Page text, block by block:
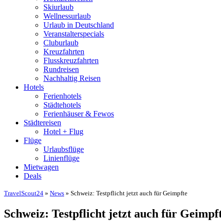
Skiurlaub
Wellnessurlaub
Urlaub in Deutschland
Veranstalterspecials
Cluburlaub
Kreuzfahrten
Flusskreuzfahrten
Rundreisen
Nachhaltig Reisen
Hotels
Ferienhotels
Städtehotels
Ferienhäuser & Fewos
Städtereisen
Hotel + Flug
Flüge
Urlaubsflüge
Linienflüge
Mietwagen
Deals
TravelScout24 » News » Schweiz: Testpflicht jetzt auch für Geimpfte
Schweiz: Testpflicht jetzt auch für